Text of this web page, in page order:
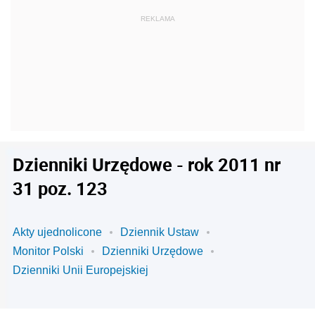
Dzienniki Urzędowe - rok 2011 nr
31 poz. 123
Akty ujednolicone
Dziennik Ustaw
Monitor Polski
Dzienniki Urzędowe
Dzienniki Unii Europejskiej